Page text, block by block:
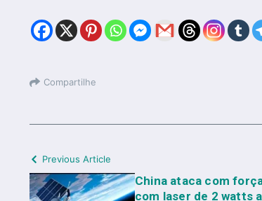
Compartilhe
Previous Article
China ataca com
com laser de 2 watts